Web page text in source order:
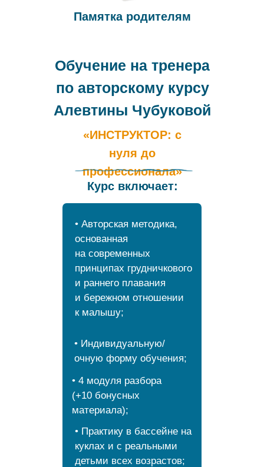
Памятка родителям
Обучение на тренера
по авторскому курсу
Алевтины Чубуковой
«ИНСТРУКТОР: с
нуля до
профессионала»
Курс включает:
• Практику в бассейне на
куклах и с реальными
детьми всех возрастов;
• 4 модуля разбора
(+10 бонусных
материала);
• Индивидуальную/
очную форму обучения;
• Авторская методика,
основанная
на современных
принципах грудничкового
и раннего плавания
и бережном отношении
к малышу;